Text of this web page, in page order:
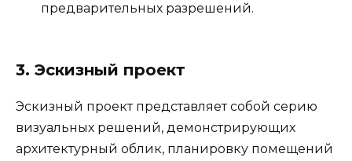
предварительных разрешений.
3. Эскизный проект
Эскизный проект представляет собой серию
визуальных решений, демонстрирующих
архитектурный облик, планировку помещений